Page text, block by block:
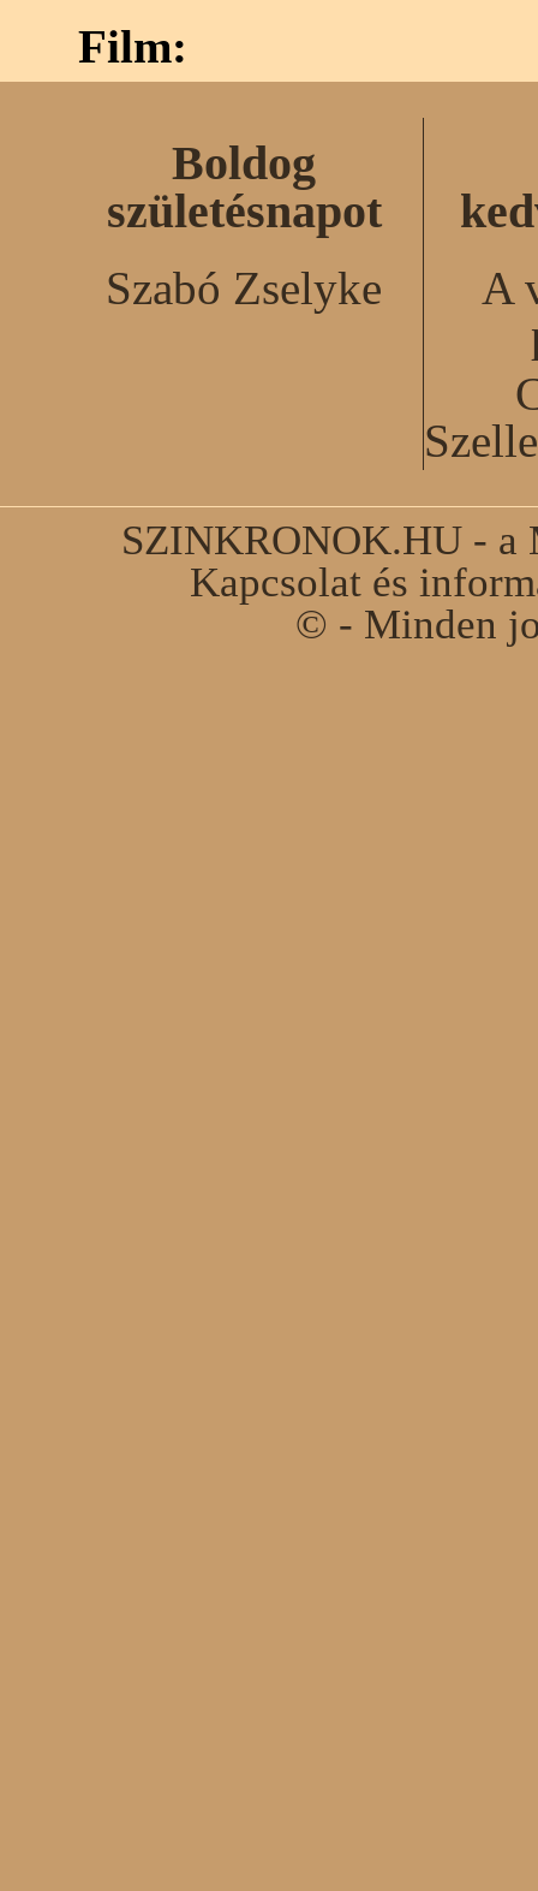
Film:
Boldog
születésnapot
Szabó Zselyke
A
SZINKRONOK.HU - a
Kapcsolat és
© - Minden